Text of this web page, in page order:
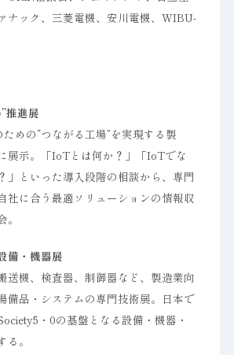
ナック、三菱電機、安川電機、WIBU-
推進展
めの“つながる工場”を実現する製
展示。「IoTとは何か？」「IoTでな
」といった導入段階の相談から、専門
社に合う最適ソリューションの情報収
備・機器展
送機、検査器、制御器など、製造業向
備品・システムの専門技術展。日本で
・0の基盤となる設備・機器・
。